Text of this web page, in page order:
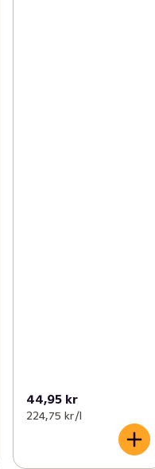
44,95 kr
224,75 kr /l